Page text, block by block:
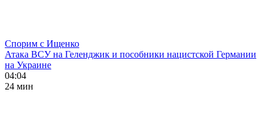
Спорим с Ищенко
Атака ВСУ на Геленджик и пособники нацистской Германии
на Украине
04:04
24 мин